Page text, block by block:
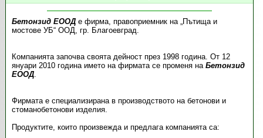
Бетонзид ЕООДе фирма, правоприемник на „Пътища и
мостове УБ“ ООД, гр. Благоевград.
Компанията започва своята дейност през 1998 година. От 12
януари 2010 година името на фирмата се променя на Бетонзид
ЕООД.
Фирмата е специализирана в производството на бетонови и
стоманобетонови изделия.
Продуктите, които произвежда и предлага компанията са: